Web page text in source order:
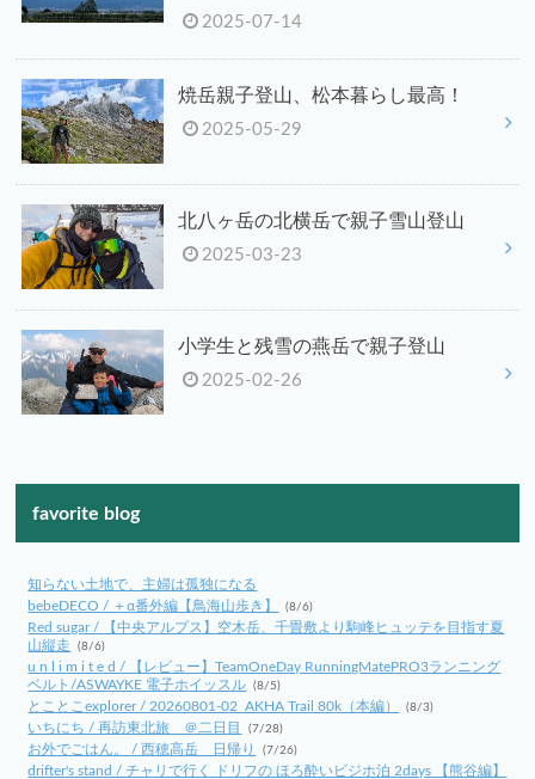
2025-07-14
焼岳親子登山、松本暮らし最高！
2025-05-29
北八ヶ岳の北横岳で親子雪山登山
2025-03-23
小学生と残雪の燕岳で親子登山
2025-02-26
favorite blog
知らない土地で、主婦は孤独になる
bebeDECO / ＋α番外編【鳥海山歩き】
(8/6)
Red sugar / 【中央アルプス】空木岳、千畳敷より駒峰ヒュッテを目指す夏
山縦走
(8/6)
u n l i m i t e d / 【レビュー】TeamOneDay RunningMatePRO3ランニング
ベルト/ASWAYKE 電子ホイッスル (8/5)
とことこexplorer / 20260801-02_AKHA Trail 80k（本編） (8/3)
いちにち / 再訪東北旅 ＠二日目 (7/28)
お外でごはん。 / 西穂高岳 日帰り (7/26)
drifter's stand / チャリで行く ドリフの ほろ酔いビジホ泊 2days 【熊谷編】